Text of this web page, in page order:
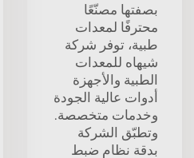
بصفتها مصنّعًا
محترفًا لمعدات
طبية، توفر شركة
شيهاه للمعدات
الطبية والأجهزة
أدوات عالية الجودة
وخدمات متخصصة.
وتطبّق الشركة
بدقة نظام ضبط